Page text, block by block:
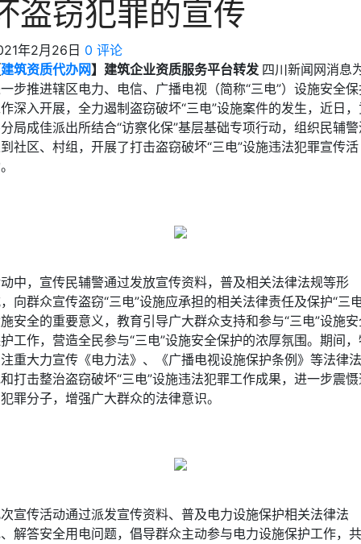
盗窃犯罪的宣传
年2月26日 0 评论
建筑资质代办网】建筑企业资质服务平台转发 四川新闻网消息
步推进辖区电力、电信、广播电视（简称“三电”）设施安全
深入开展，全力遏制盗窃破坏“三电”设施案件的发生，近日
局成佳派出所结合“访察化保”基层基础专项行动，组织民辅
社区、村组，开展了打击盗窃破坏“三电”设施违法犯罪宣传活
中，宣传民辅警通过发放宣传资料，普及相关法律法规等形
向群众宣传盗窃“三电”设施应承担的相关法律责任及保护“三
安全的重要意义，教育引导广大群众支持和参与“三电”设施
工作，营造全民参与“三电”设施安全保护的浓厚氛围。期间
重大力宣传《电力法》、《广播电视设施保护条例》等法律法
打击整治盗窃破坏“三电”设施违法犯罪工作成果，进一步震
罪分子，增强广大群众的法律意识。
宣传活动通过派发宣传资料、普及电力设施保护相关法律法
解答安全用电问题，倡导群众主动参与电力设施保护工作，共